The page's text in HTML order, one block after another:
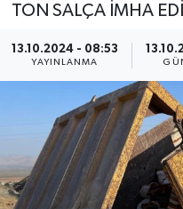
TON SALÇA İMHA
13.10.2024 - 08:53
YAYINLANMA
Sağlık
Son Dakika
Haber Arşivi